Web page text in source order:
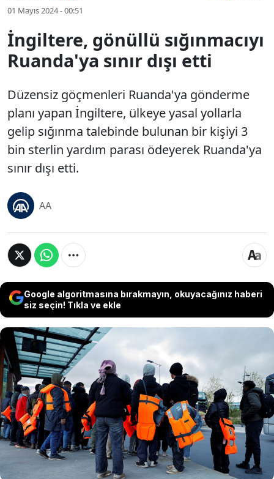
01 Mayıs 2024 - 00:51
İngiltere, gönüllü sığınmacıyı
Ruanda'ya sınır dışı etti
Düzensiz göçmenleri Ruanda'ya gönderme
planı yapan İngiltere, ülkeye yasal yollarla
gelip sığınma talebinde bulunan bir kişiyi 3
bin sterlin yardım parası ödeyerek Ruanda'ya
sınır dışı etti.
AA
Google algoritmasına bırakmayın, okuyacağınız haberi
siz seçin! Tıkla ve ekle
Düzensiz göçmenleri Ruanda'ya gönderme
planı yapan İngiltere, ülkeye yasal yollarla
gelip sığınma talebinde bulunan bir kişiyi 3
bin sterlin yardım parası ödeyerek
Ruanda'ya sınır dışı etti.